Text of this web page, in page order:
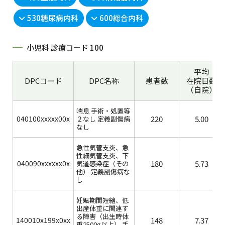
530糖尿病内科
600総合内科
小児科 診療コード 100
DPCコード DPC名称 患者数
平均
在院日数
（自院）
040100xxxxx00x
喘息 手術・処置等
２なし 定義副傷病
なし
220 5.00
040090xxxxxx0x
急性気管支炎、急
性細気管支炎、下
気道感染症（その
他） 定義副傷病な
し
180 5.73
140010x199x0xx
妊娠期間短縮、低
出産体重に関連す
る障害（出生時体
148 7.37